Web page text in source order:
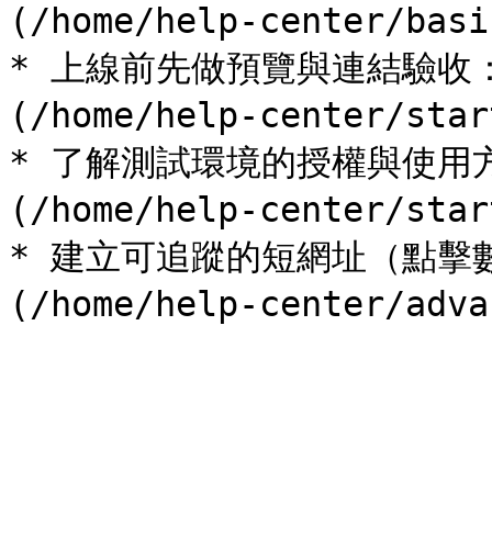
(/home/help-center/
* 上線前先做預覽與連結驗
(/home/help-center/
* 了解測試環境的授權與使
(/home/help-center/
* 建立可追蹤的短網址（點